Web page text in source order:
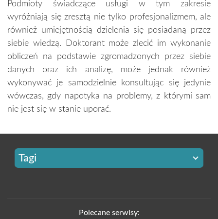
Podmioty świadczące usługi w tym zakresie
wyróżniają się zresztą nie tylko profesjonalizmem, ale
również umiejętnością dzielenia się posiadaną przez
siebie wiedzą. Doktorant może zlecić im wykonanie
obliczeń na podstawie zgromadzonych przez siebie
danych oraz ich analizę, może jednak również
wykonywać je samodzielnie konsultując się jedynie
wówczas, gdy napotyka na problemy, z którymi sam
nie jest się w stanie uporać.
Tagi
Polecane serwisy: